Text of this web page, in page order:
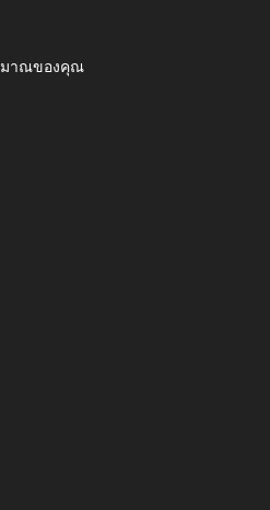
มาณของคุณ